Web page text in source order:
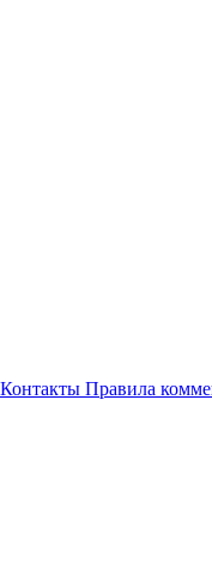
Контакты Правила